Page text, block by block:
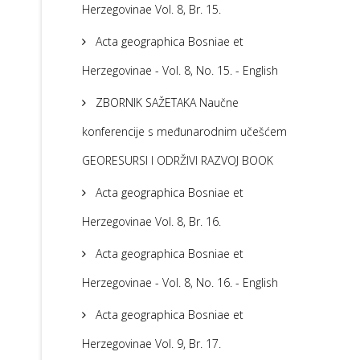
Herzegovinae Vol. 8, Br. 15.
Acta geographica Bosniae et
Herzegovinae - Vol. 8, No. 15. - English
ZBORNIK SAŽETAKA Naučne
konferencije s međunarodnim učešćem
GEORESURSI I ODRŽIVI RAZVOJ BOOK
Acta geographica Bosniae et
Herzegovinae Vol. 8, Br. 16.
Acta geographica Bosniae et
Herzegovinae - Vol. 8, No. 16. - English
Acta geographica Bosniae et
Herzegovinae Vol. 9, Br. 17.